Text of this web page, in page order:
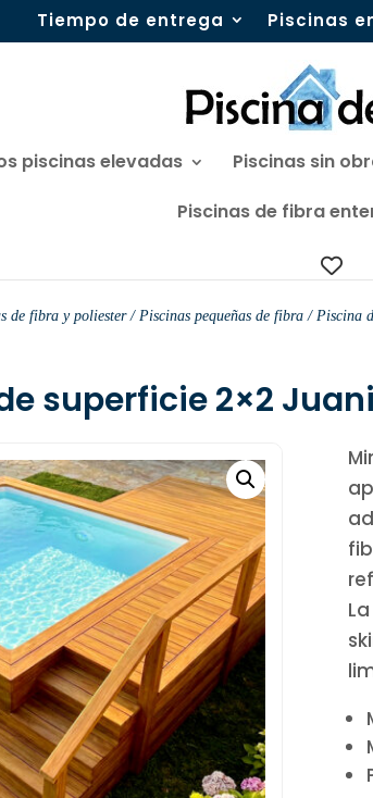
Tiempo de entrega Piscinas
piscinas elevadas Piscinas sin
Piscinas de fibra
de fibra y poliester/ Piscinas pequeñas de fibra / Piscina
superficie 2×2